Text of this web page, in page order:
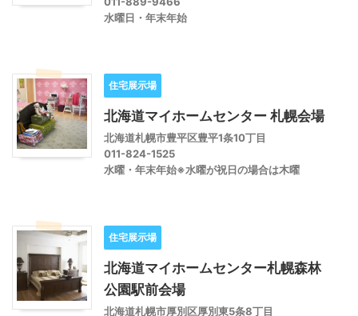
水曜日・年末年始
住宅展示場
北海道マイホームセンター 札幌会場
北海道札幌市豊平区豊平1条10丁目
011-824-1525
水曜・年末年始※水曜が祝日の場合は木曜
住宅展示場
北海道マイホームセンター札幌森林
公園駅前会場
北海道札幌市厚別区厚別東5条8丁目